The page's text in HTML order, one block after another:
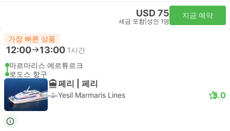
USD 75
세금 포함 성인 1명
지금 예약
가장 빠른 상품
12:00 13:00 1시간
마르마리스 에르튜르크
로도스 항구
페리 | 페리
Yesil Marmaris Lines 5.0